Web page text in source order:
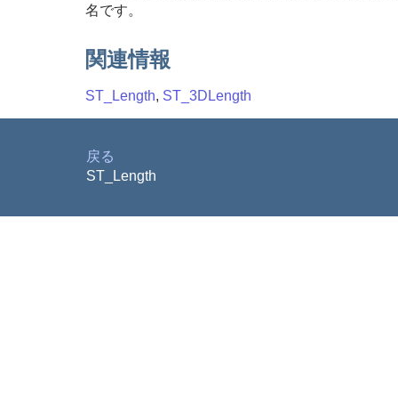
名です。
関連情報
ST_Length, ST_3DLength
戻る
ST_Length